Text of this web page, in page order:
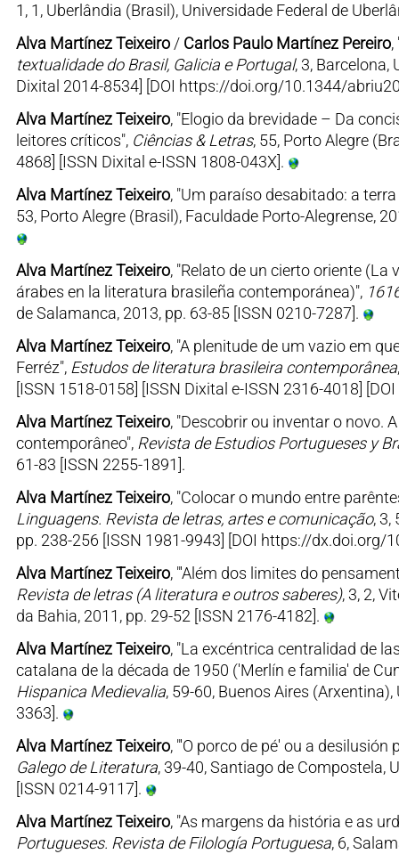
1, 1, Uberlândia (Brasil), Universidade Federal de
Alva Martínez Teixeiro/ Carlos Paulo Martínez Pereiro,
textualidade do Brasil, Galicia e Portugal, 3, Barcelona,
Dixital 2014-8534] [DOI https://doi.org/10.1344/
Alva Martínez Teixeiro, "Elogio da brevidade – Da
leitores críticos", Ciências & Letras, 55, Porto Alegre
4868] [ISSN Dixital e-ISSN 1808-043X].
Alva Martínez Teixeiro, "Um paraíso desabitado: a
53, Porto Alegre (Brasil), Faculdade Porto-Alegrense,
Alva Martínez Teixeiro, "Relato de un cierto oriente
árabes en la literatura brasileña contemporánea)",
de Salamanca, 2013, pp. 63-85 [ISSN 0210-7287].
Alva Martínez Teixeiro, "A plenitude de um vazio em
Ferréz", Estudos de literatura brasileira contemporânea
[ISSN 1518-0158] [ISSN Dixital e-ISSN 2316-4018]
Alva Martínez Teixeiro, "Descobrir ou inventar o novo.
contemporâneo", Revista de Estudios Portugueses y
61-83 [ISSN 2255-1891].
Alva Martínez Teixeiro, "Colocar o mundo entre
Linguagens. Revista de letras, artes e comunicação, 3,
pp. 238-256 [ISSN 1981-9943] [DOI https://
Alva Martínez Teixeiro, "'Além dos limites do
Revista de letras (A literatura e outros saberes), 3, 2,
da Bahia, 2011, pp. 29-52 [ISSN 2176-4182].
Alva Martínez Teixeiro, "La excéntrica centralidad de
catalana de la década de 1950 ('Merlín e familia' de
Hispanica Medievalia, 59-60, Buenos Aires
3363].
Alva Martínez Teixeiro, "'O porco de pé' ou a
Galego de Literatura, 39-40, Santiago de Compostela,
[ISSN 0214-9117].
Alva Martínez Teixeiro, "As margens da história e as
Portugueses. Revista de Filología Portuguesa, 6,